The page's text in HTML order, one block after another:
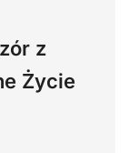
z
Życie